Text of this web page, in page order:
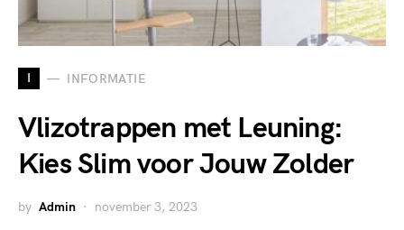
I INFORMATIE
Vlizotrappen met Leuning:
Kies Slim voor Jouw Zolder
by Admin november 3, 2023